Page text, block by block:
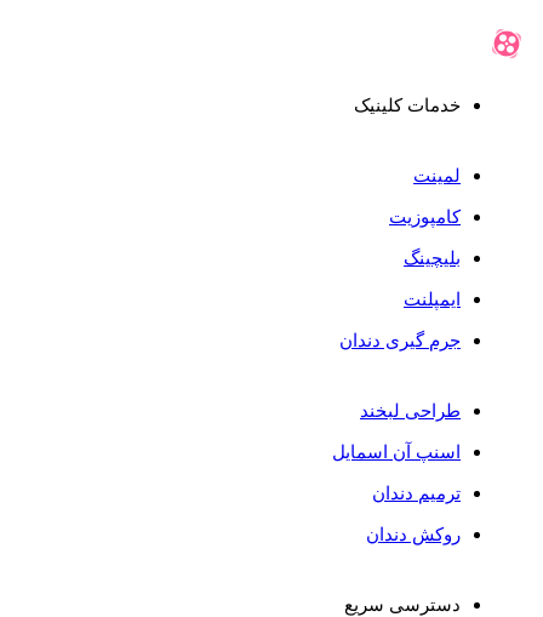
خدمات کلینیک
لمینت
کامپوزیت
بلیچینگ
ایمپلنت
جرم گیری دندان
طراحی لبخند
اسنپ آن اسمایل
ترمیم دندان
روکش دندان
دسترسی سریع